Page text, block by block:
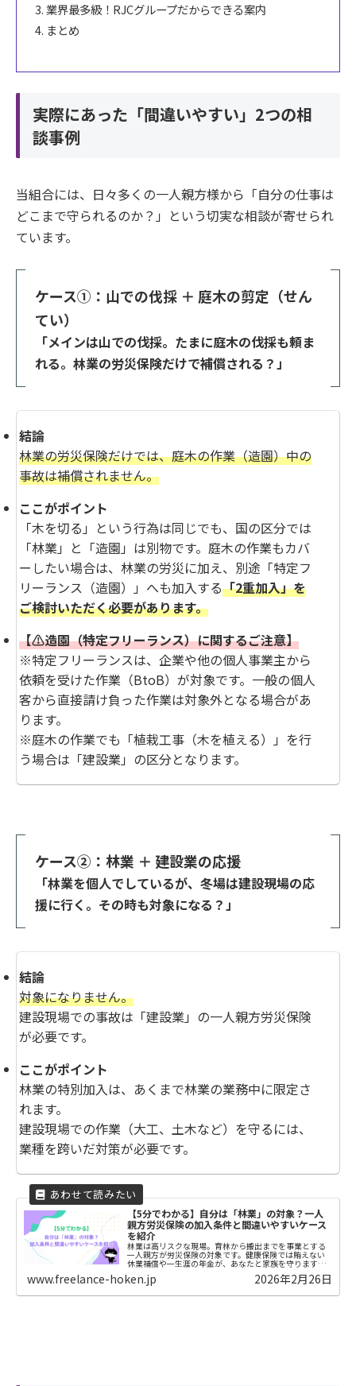
業界最多級！RJCグループだからできる案内
まとめ
実際にあった「間違いやすい」2つの相
談事例
当組合には、日々多くの一人親方様から「自分の仕事は
どこまで守られるのか？」という切実な相談が寄せられ
ています。
ケース①：山での伐採 ＋ 庭木の剪定（せん
てい）
「メインは山での伐採。 たまに庭木の伐採も頼ま
れる。林業の労災保険だけで補償される？」
結論
林業の労災保険だけでは、庭木の作業（造園）中の
事故は補償されません。
ここがポイント
「木を切る」という行為は同じでも、国の区分では
「林業」と「造園」は別物です。庭木の作業もカバ
ーしたい場合は、林業の労災に加え、別途「特定フ
リーランス（造園）」へも加入する「2重加入」を
ご検討いただく必要があります。
【⚠️造園（特定フリーランス）に関するご注意】
※特定フリーランスは、企業や他の個人事業主から
依頼を受けた作業（BtoB）が対象です。一般の個人
客から直接請け負った作業は対象外となる場合があ
ります。
※庭木の作業でも「植栽工事（木を植える）」を行
う場合は「建設業」の区分となります。
ケース②：林業 ＋ 建設業の応援
「林業を個人でしているが、冬場は建設現場の応
援に行く。その時も対象になる？」
結論
対象になりません。
建設現場での事故は「建設業」の一人親方労災保険
が必要です。
ここがポイント
林業の特別加入は、あくまで林業の業務中に限定さ
れます。
建設現場での作業（大工、土木など）を守るには、
業種を跨いだ対策が必要です。
【5分でわかる】自分は「林業」の対象？一人
親方労災保険の加入条件と間違いやすいケース
を紹介
林業は高リスクな現場。育林から搬出までを事業とする
一人親方が労災保険の対象です。健康保険では賄えない
休業補償や一生涯の年金が、あなたと家族を守ります。
プロとして適切な保険加入が不可欠です。区分に迷う方
は、まず当組合へご相談ください。
www.freelance-hoken.jp 2026年2月26日